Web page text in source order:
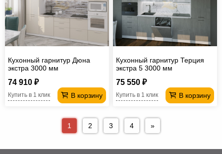
Кухонный гарнитур Дюна
экстра 3000 мм
74 910 ₽
В корзину
Купить в 1 клик
Кухонный гарнитур Терция
экстра 5 3000 мм
75 550 ₽
В корзину
Купить в 1 клик
1 2 3 4 »